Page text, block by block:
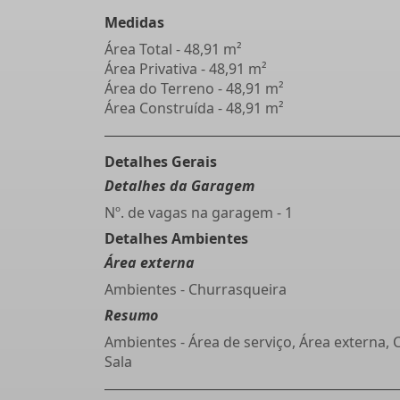
Medidas
Área Total - 48,91 m²
Área Privativa - 48,91 m²
Área do Terreno - 48,91 m²
Área Construída - 48,91 m²
Detalhes Gerais
Detalhes da Garagem
Nº. de vagas na garagem - 1
Detalhes Ambientes
Área externa
Ambientes - Churrasqueira
Resumo
Ambientes - Área de serviço, Área externa,
Sala